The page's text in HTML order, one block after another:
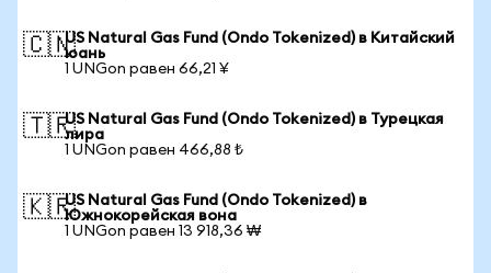
🇨🇳US Natural Gas Fund (Ondo Tokenized) в Китайский
юань
1 UNGon равен 66,21 ¥
🇹🇷US Natural Gas Fund (Ondo Tokenized) в Турецкая
лира
1 UNGon равен 466,88 ₺
🇰🇷US Natural Gas Fund (Ondo Tokenized) в
Южнокорейская вона
1 UNGon равен 13 918,36 ₩